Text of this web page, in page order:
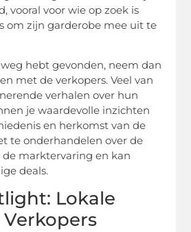
vooral voor wie op zoek is
om zijn garderobe mee uit te
hebt gevonden, neem dan
met de verkopers. Veel van
verhalen over hun
je waardevolle inzichten
en herkomst van de
te onderhandelen over de
marktervaring en kan
deals.
Lokale